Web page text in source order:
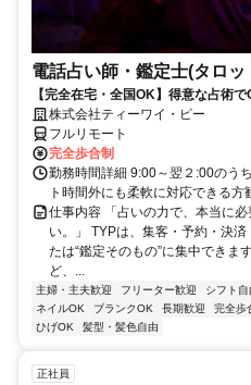
電話占い師・鑑定士(タロ
【完全在宅・全国OK】得意な占術
株式会社ティーワイ・ピー
フルリモート
完全歩合制
勤務時間詳細 9:00～翌２:00のう
ト時間外にも柔軟に対応できる方
仕事内容 「占いの力で、本当に
い。」 TYPは、集客・予約・決
たは“鑑定そのもの”に集中できま
ど、...
主婦・主夫歓迎 フリーター歓迎 シフト自
ネイルOK
ブランクOK 長期歓迎 完全歩
ひげOK
髪型・髪色自由
正社員